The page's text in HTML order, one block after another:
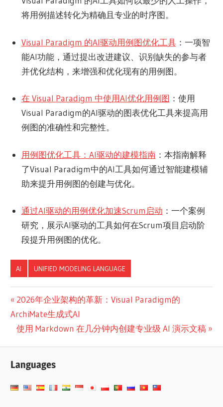
将用例描述转化为精确且专业的时序图。
Visual Paradigm 的AI驱动用例图优化工具：一项智
能AI功能，通过提出改进建议、识别缺失的参与者
并优化结构，来增强和优化现有的用例图。
在 Visual Paradigm 中使用AI优化用例图 ：使用
Visual Paradigm的AI驱动的图表优化工具来提高用
例图的准确性和完整性。
用例图优化工具：AI驱动的建模指南：本指南解释
了Visual Paradigm中的AI工具如何通过智能建模辅
助来提升用例图的创建与优化。
通过AI驱动的用例优化加速Scrum启动 ：一个案例
研究，展示AI驱动的工具如何在Scrum项目启动阶
段提升用例图的优化。
AI UNIFIED MODELING LANGUAGE
文
章
航
Previous
Post:
2026年企业架构的革新：Visual Paradigm的
ArchiMate生成式AI
Next
使用 Markdown 在几分钟内创建专业级 AI 演示文稿
Languages